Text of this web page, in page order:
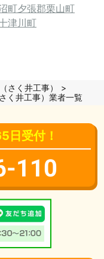
町夕張郡栗山町
津川町
さく井工事）
く井工事）業者一覧
日受付！
110